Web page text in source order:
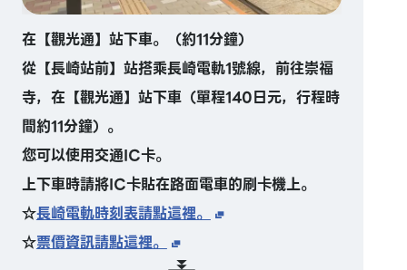
在【觀光通】站下車。（約11分鐘）
從【長崎站前】站搭乘長崎電軌1號線，前往崇福
寺，在【觀光通】站下車（單程140日元，行程時
間約11分鐘）。
您可以使用交通IC卡。
上下車時請將IC卡貼在路面電車的刷卡機上。
☆長崎電軌時刻表請點這裡。
☆票價資訊請點這裡。